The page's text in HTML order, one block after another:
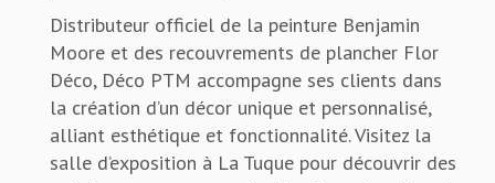
Distributeur officiel de la peinture Benjamin
Moore et des recouvrements de plancher Flor
Déco, Déco PTM accompagne ses clients dans
la création d’un décor unique et personnalisé,
alliant esthétique et fonctionnalité. Visitez la
salle d’exposition à La Tuque pour découvrir des